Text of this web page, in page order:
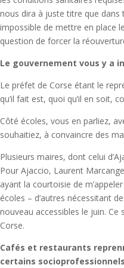
nous dira à juste titre que
impossible de mettre en place
question de forcer la
Le gouvernement vous y a
Le préfet de Corse étant le
qu’il fait est, quoi qu’il en soit,
Côté écoles, vous en parliez,
souhaitiez, à convaincre des
Plusieurs maires, dont celui
Pour Ajaccio, Laurent
ayant la courtoisie de
écoles – d’autres nécessitant
nouveau accessibles le juin.
Corse.
Cafés et restaurants
certains